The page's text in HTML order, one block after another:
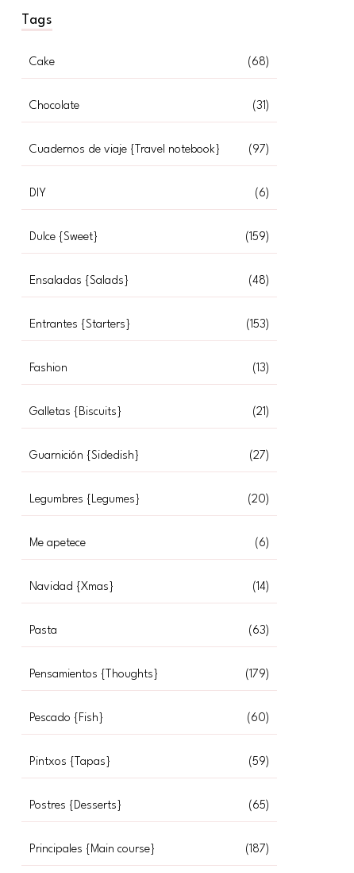
Tags
Cake (68)
Chocolate (31)
Cuadernos de viaje {Travel notebook} (97)
DIY (6)
Dulce {Sweet} (159)
Ensaladas {Salads} (48)
Entrantes {Starters} (153)
Fashion (13)
Galletas {Biscuits} (21)
Guarnición {Sidedish} (27)
Legumbres {Legumes} (20)
Me apetece (6)
Navidad {Xmas} (14)
Pasta (63)
Pensamientos {Thoughts} (179)
Pescado {Fish} (60)
Pintxos {Tapas} (59)
Postres {Desserts} (65)
Principales {Main course} (187)